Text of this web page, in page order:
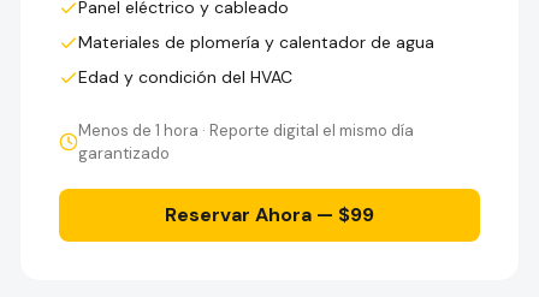
Panel eléctrico y cableado
Materiales de plomería y calentador de agua
Edad y condición del HVAC
Menos de 1 hora · Reporte digital el mismo día
garantizado
Reservar Ahora — $99